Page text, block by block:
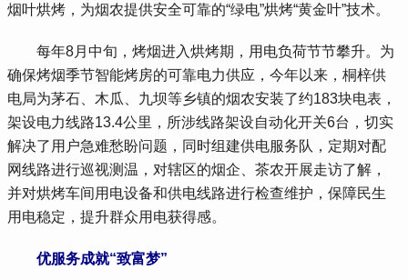
烟叶烘烤，为烟农提供安全可靠的“绿电”烘烤“黄金叶”技术。
每年8月中旬，烤烟进入烘烤期，用电负荷节节攀升。为
确保烤烟季节智能烤房的可靠电力供应，今年以来，桐梓供
电局为茅石、木瓜、九坝等乡镇的烟农安装了约183块电表，
架设电力线路13.4公里，所涉线路架设自动化开关6台，切实
解决了用户急难愁盼问题，同时组建供电服务队，定期对配
网线路进行巡视测温，对辖区的烟企、茶农开展走访了解，
并对烘烤车间用电设备和供电线路进行检查维护，保障民生
用电稳定，提升群众用电获得感。
优服务成就“致富梦”